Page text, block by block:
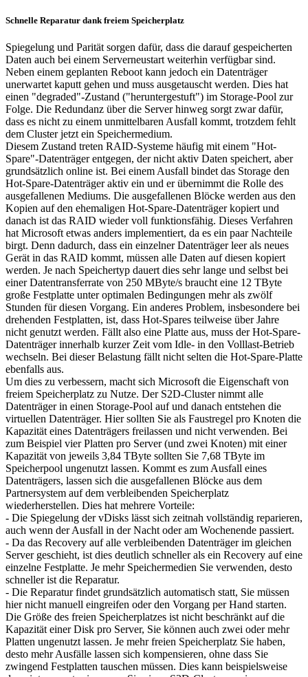
Schnelle Reparatur dank freiem Speicherplatz
Spiegelung und Parität sorgen dafür, dass die darauf gespeicherten
Daten auch bei einem Serverneustart weiterhin verfügbar sind.
Neben einem geplanten Reboot kann jedoch ein Datenträger
unerwartet kaputt gehen und muss ausgetauscht werden. Dies hat
einen "degraded"-Zustand ("heruntergestuft") im Storage-Pool zur
Folge. Die Redundanz über die Server hinweg sorgt zwar dafür,
dass es nicht zu einem unmittelbaren Ausfall kommt, trotzdem fehlt
dem Cluster jetzt ein Speichermedium.
Diesem Zustand treten RAID-Systeme häufig mit einem "Hot-
Spare"-Datenträger entgegen, der nicht aktiv Daten speichert, aber
grundsätzlich online ist. Bei einem Ausfall bindet das Storage den
Hot-Spare-Datenträger aktiv ein und er übernimmt die Rolle des
ausgefallenen Mediums. Die ausgefallenen Blöcke werden aus den
Kopien auf den ehemaligen Hot-Spare-Datenträger kopiert und
danach ist das RAID wieder voll funktionsfähig. Dieses Verfahren
hat Microsoft etwas anders implementiert, da es ein paar Nachteile
birgt. Denn dadurch, dass ein einzelner Datenträger leer als neues
Gerät in das RAID kommt, müssen alle Daten auf diesen kopiert
werden. Je nach Speichertyp dauert dies sehr lange und selbst bei
einer Datentransferrate von 250 MByte/s braucht eine 12 TByte
große Festplatte unter optimalen Bedingungen mehr als zwölf
Stunden für diesen Vorgang. Ein anderes Problem, insbesondere bei
drehenden Festplatten, ist, dass Hot-Spares teilweise über Jahre
nicht genutzt werden. Fällt also eine Platte aus, muss der Hot-Spare-
Datenträger innerhalb kurzer Zeit vom Idle- in den Volllast-Betrieb
wechseln. Bei dieser Belastung fällt nicht selten die Hot-Spare-Platte
ebenfalls aus.
Um dies zu verbessern, macht sich Microsoft die Eigenschaft von
freiem Speicherplatz zu Nutze. Der S2D-Cluster nimmt alle
Datenträger in einen Storage-Pool auf und danach entstehen die
virtuellen Datenträger. Hier sollten Sie als Faustregel pro Knoten die
Kapazität eines Datenträgers freilassen und nicht verwenden. Bei
zum Beispiel vier Platten pro Server (und zwei Knoten) mit einer
Kapazität von jeweils 3,84 TByte sollten Sie 7,68 TByte im
Speicherpool ungenutzt lassen. Kommt es zum Ausfall eines
Datenträgers, lassen sich die ausgefallenen Blöcke aus dem
Partnersystem auf dem verbleibenden Speicherplatz
wiederherstellen. Dies hat mehrere Vorteile:
- Die Spiegelung der vDisks lässt sich zeitnah vollständig reparieren,
auch wenn der Ausfall in der Nacht oder am Wochenende passiert.
- Da das Recovery auf alle verbleibenden Datenträger im gleichen
Server geschieht, ist dies deutlich schneller als ein Recovery auf eine
einzelne Festplatte. Je mehr Speichermedien Sie verwenden, desto
schneller ist die Reparatur.
- Die Reparatur findet grundsätzlich automatisch statt, Sie müssen
hier nicht manuell eingreifen oder den Vorgang per Hand starten.
Die Größe des freien Speicherplatzes ist nicht beschränkt auf die
Kapazität einer Disk pro Server, Sie können auch zwei oder mehr
Platten ungenutzt lassen. Je mehr freien Speicherplatz Sie haben,
desto mehr Ausfälle lassen sich kompensieren, ohne dass Sie
zwingend Festplatten tauschen müssen. Dies kann beispielsweise